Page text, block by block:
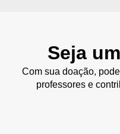
Seja
Com sua doação,
professores e